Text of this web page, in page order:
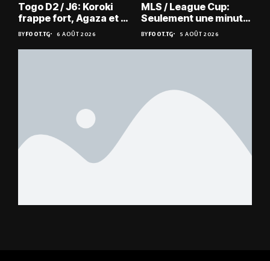
Togo D2 / J6: Koroki
frappe fort, Agaza et la
JCA assurent,
suspense avant Sara
FC – Doumbé FC
BYFOOT.TG 6 AOÛT 2026
MLS / League Cup:
Seulement une minute
de jeu pour Kévin
Denkey
BYFOOT.TG 5 AOÛT 2026